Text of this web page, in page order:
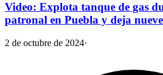
Video: Explota tanque de gas
patronal en Puebla y deja
2 de octubre de 2024·